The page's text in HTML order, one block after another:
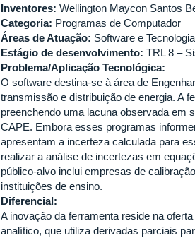
Inventores: Wellington Maycon Santos
Categoria: Programas de Computador
Áreas de Atuação: Software e
Estágio de desenvolvimento: TRL 8 –
Problema/Aplicação Tecnológica:
O software destina-se à área de
transmissão e distribuição de energia. A
preenchendo uma lacuna observada em
CAPE. Embora esses programas
apresentam a incerteza calculada para
realizar a análise de incertezas em
público-alvo inclui empresas de
instituições de ensino.
Diferencial:
A inovação da ferramenta reside na
analítico, que utiliza derivadas parciais